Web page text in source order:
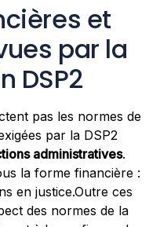
et
par la
DSP2
pas les normes de
par la DSP2
administratives.
la forme financière :
en justice.Outre ces
des normes de la